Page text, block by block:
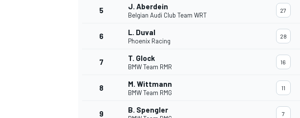
5 J. Aberdein
Belgian Audi Club Team WRT
27
6 L. Duval
Phoenix Racing
28
7 T. Glock
BMW Team RMR
16
8 M. Wittmann
BMW Team RMG
11
9 B. Spengler 7